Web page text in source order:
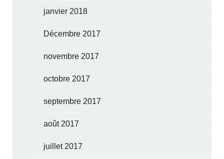
janvier 2018
Décembre 2017
novembre 2017
octobre 2017
septembre 2017
août 2017
juillet 2017